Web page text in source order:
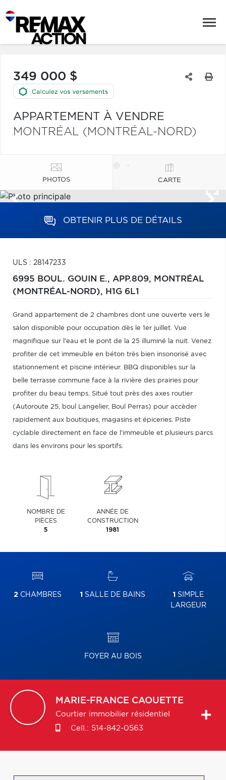
349 000 $
APPARTEMENT À VENDRE
MONTRÉAL (MONTRÉAL-NORD)
PHOTOS CARTE
OBTENIR PLUS DE DÉTAILS
ULS : 28147233
6995 BOUL. GOUIN E., APP.809, MONTRÉAL
(MONTRÉAL-NORD), H1G 6L1
Grand appartement de 2 chambres dont une ouverte vers le
salon disponible pour occupation dès le 1er juillet. Vue
magnifique sur l'eau et le pont de la 25 illuminé la nuit. Venez
profiter de cet immeuble en béton très bien insonorisé avec
stationnement et piscine intérieur. BBQ disponibles sur la
belle terrasse commune face à la rivière des prairies pour
profiter du beau temps. Situé tout près des axes routier
(Autoroute 25, boul Langelier, Boul Perras) pour accèder
rapidement aux boutiques, magasins et épiceries. Piste
cyclable directement en face de l'immeuble et plusieurs parcs
dans les environs pour les sportifs.
NOMBRE DE
PIÈCES
5
ANNÉE DE
CONSTRUCTION
1981
2 CHAMBRES 1 SALLE DE BAINS 1 SIMPLE
LARGEUR
FOYER AU BOIS
MARIE-FRANCE CAOUETTE
Courtier immobilier résidentiel
Cell.: 514-842-0563